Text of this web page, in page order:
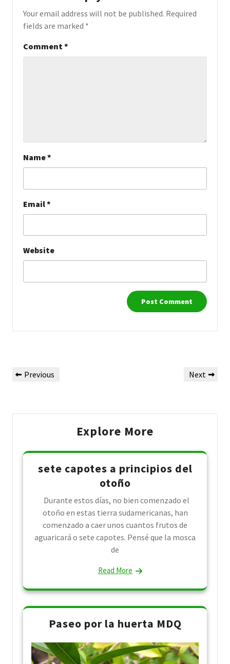
Your email address will not be published. Required
fields are marked *
Comment*
Name*
Email*
Website
navigation
Previous
Previous
Next
Next
Explore More
sete capotes a principios del
otoño
Durante estos días, no bien comenzado el
otoño en estas tierra sudamericanas, han
comenzado a caer unos cuantos frutos de
aguaricará o sete capotes. Pensé que la mosca
de
Read More
Paseo por la huerta MDQ